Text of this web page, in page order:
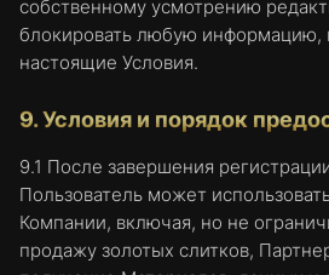
собственному усмотрению
блокировать любую информацию,
настоящие Условия.
9. Условия и порядок
9.1 После завершения
Пользователь может
Компании, включая, но не
продажу золотых слитков,
Пользователей.
5. Отключение Файлов Cookie.
принимают файлы cookie, но
своего браузера, чтобы
будущем. Общие настройки
браузеров расскажут, как
компьютеру принимать